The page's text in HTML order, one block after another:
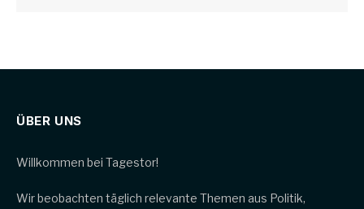
ÜBER UNS
Willkommen bei Tagestor!
Wir beobachten täglich relevante Themen aus Politik,